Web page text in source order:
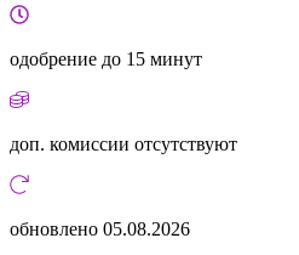
одобрение до 15 минут
доп. комиссии отсутствуют
обновлено 05.08.2026